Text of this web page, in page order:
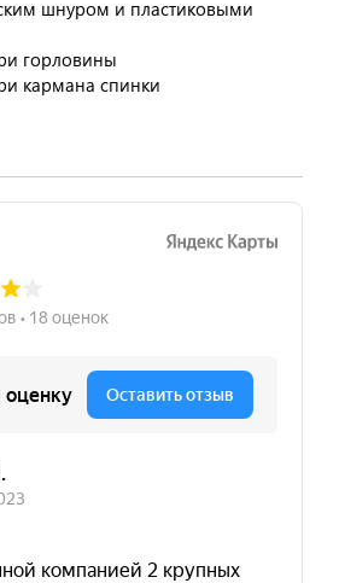
шнуром и пластиковыми
горловины
кармана спинки